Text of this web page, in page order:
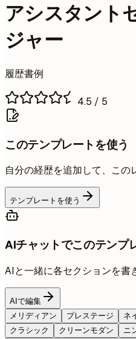
アシスタント
ジャー
履歴書例
4.5 / 5
このテンプレートを使う
自分の経歴を追加して、この
テンプレートを使う
AIチャットでこのテンプ
AIと一緒に各セクションを書
AIで編集
メリディアン
プレステージ ネ
クラシック
クリーンモダン
ニ